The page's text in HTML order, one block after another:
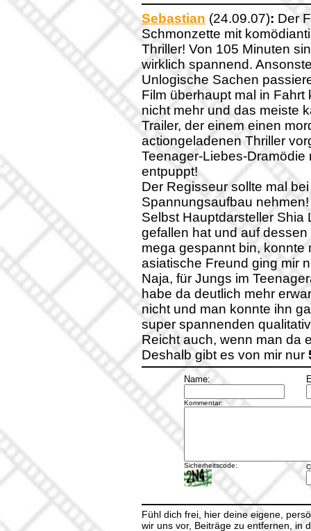
Sebastian (24.09.07): Der
Schmonzette mit
Thriller! Von 105 Minuten
wirklich spannend.
Unlogische Sachen
Film überhaupt mal in
nicht mehr und das meiste
Trailer, der einem einen
actiongeladenen Thriller
Teenager-Liebes-
entpuppt!
Der Regisseur sollte mal
Spannungsaufbau nehmen!
Selbst Hauptdarsteller Shia
gefallen hat und auf
mega gespannt bin, konnte
asiatische Freund ging mir
Naja, für Jungs im
habe da deutlich mehr
nicht und man konnte ihn
super spannenden
Reicht auch, wenn man da
Deshalb gibt es von mir nur
Name:
Kommentar:
Sicherheitscode:
Fühl dich frei, hier deine eigene,
wir uns vor, Beiträge zu entfernen, in